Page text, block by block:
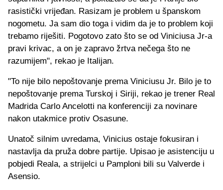
rasistički vrijeđan. Rasizam je problem u španskom
nogometu. Ja sam dio toga i vidim da je to problem koji
trebamo riješiti. Pogotovo zato što se od Viniciusa Jr-a
pravi krivac, a on je zapravo žrtva nečega što ne
razumijem", rekao je Italijan.
"To nije bilo nepoštovanje prema Viniciusu Jr. Bilo je to
nepoštovanje prema Turskoj i Siriji, rekao je trener Real
Madrida Carlo Ancelotti na konferenciji za novinare
nakon utakmice protiv Osasune.
Unatoč silnim uvredama, Vinicius ostaje fokusiran i
nastavlja da pruža dobre partije. Upisao je asistenciju u
pobjedi Reala, a strijelci u Pamploni bili su Valverde i
Asensio.